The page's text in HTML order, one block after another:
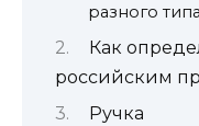
разного
Как
российским
Ручка